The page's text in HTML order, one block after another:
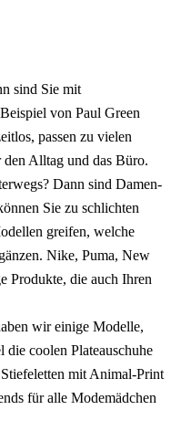
sind Sie mit
von Paul Green
passen zu vielen
Alltag und das Büro.
Dann sind Damen-
Sie zu schlichten
greifen, welche
Nike, Puma, New
Produkte, die auch Ihren
wir einige Modelle,
coolen Plateauschuhe
mit Animal-Print
für alle Modemädchen